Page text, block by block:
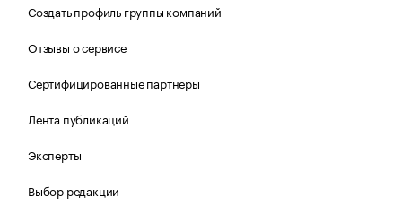
Создать профиль группы компаний
Отзывы о сервисе
Сертифицированные партнеры
Лента публикаций
Эксперты
Выбор редакции